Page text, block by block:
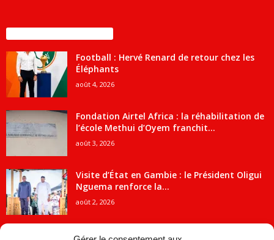
Football : Hervé Renard de retour chez les
Éléphants
août 4, 2026
Fondation Airtel Africa : la réhabilitation de
l’école Methui d’Oyem franchit...
août 3, 2026
Visite d’État en Gambie : le Président Oligui
Nguema renforce la...
août 2, 2026